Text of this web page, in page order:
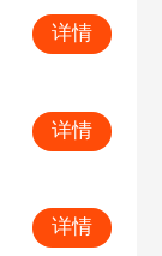
详情
详情
详情